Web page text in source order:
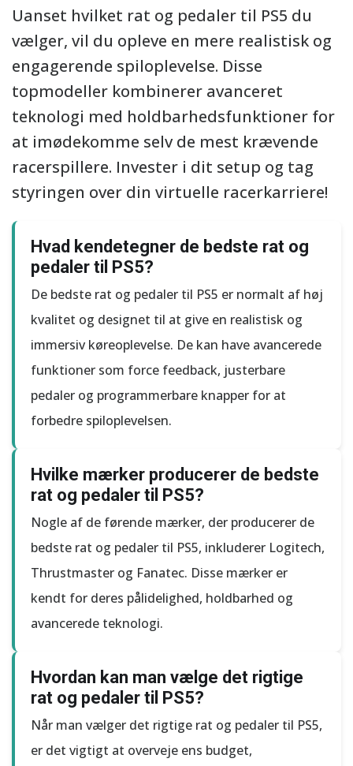
Uanset hvilket rat og pedaler til PS5 du
vælger, vil du opleve en mere realistisk og
engagerende spiloplevelse. Disse
topmodeller kombinerer avanceret
teknologi med holdbarhedsfunktioner for
at imødekomme selv de mest krævende
racerspillere. Invester i dit setup og tag
styringen over din virtuelle racerkarriere!
Hvad kendetegner de bedste rat og
pedaler til PS5?
De bedste rat og pedaler til PS5 er normalt af høj
kvalitet og designet til at give en realistisk og
immersiv køreoplevelse. De kan have avancerede
funktioner som force feedback, justerbare
pedaler og programmerbare knapper for at
forbedre spiloplevelsen.
Hvilke mærker producerer de bedste
rat og pedaler til PS5?
Nogle af de førende mærker, der producerer de
bedste rat og pedaler til PS5, inkluderer Logitech,
Thrustmaster og Fanatec. Disse mærker er
kendt for deres pålidelighed, holdbarhed og
avancerede teknologi.
Hvordan kan man vælge det rigtige
rat og pedaler til PS5?
Når man vælger det rigtige rat og pedaler til PS5,
er det vigtigt at overveje ens budget,